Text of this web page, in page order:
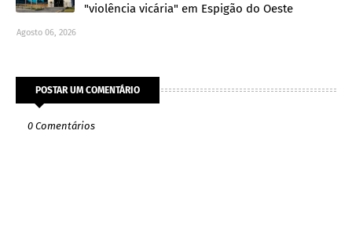
"violência vicária" em Espigão do Oeste
Agosto 06, 2026
POSTAR UM COMENTÁRIO
0 Comentários